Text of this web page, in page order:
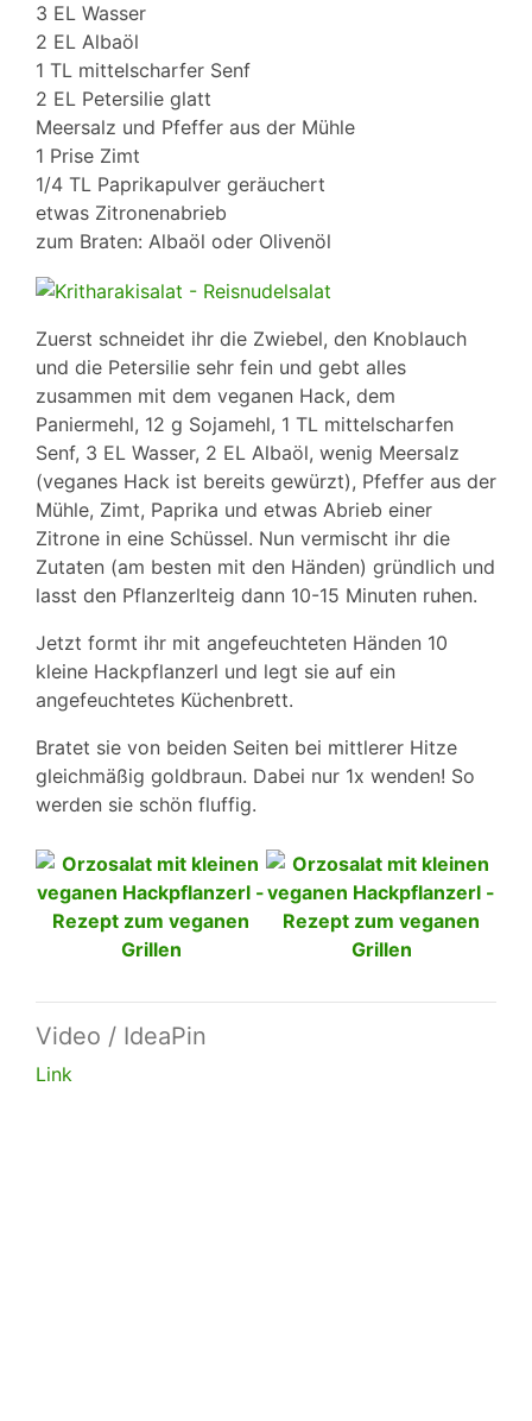
3 EL Wasser
2 EL Albaöl
1 TL mittelscharfer Senf
2 EL Petersilie glatt
Meersalz und Pfeffer aus der Mühle
1 Prise Zimt
1/4 TL Paprikapulver geräuchert
etwas Zitronenabrieb
zum Braten: Albaöl oder Olivenöl
Zuerst schneidet ihr die Zwiebel, den Knoblauch
und die Petersilie sehr fein und gebt alles
zusammen mit dem veganen Hack, dem
Paniermehl, 12 g Sojamehl, 1 TL mittelscharfen
Senf, 3 EL Wasser, 2 EL Albaöl, wenig Meersalz
(veganes Hack ist bereits gewürzt), Pfeffer aus der
Mühle, Zimt, Paprika und etwas Abrieb einer
Zitrone in eine Schüssel. Nun vermischt ihr die
Zutaten (am besten mit den Händen) gründlich und
lasst den Pflanzerlteig dann 10-15 Minuten ruhen.
Jetzt formt ihr mit angefeuchteten Händen 10
kleine Hackpflanzerl und legt sie auf ein
angefeuchtetes Küchenbrett.
Bratet sie von beiden Seiten bei mittlerer Hitze
gleichmäßig goldbraun. Dabei nur 1x wenden! So
werden sie schön fluffig.
Video / IdeaPin
Link